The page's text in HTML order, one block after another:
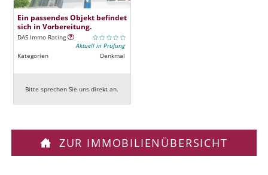
Ein passendes Objekt befindet
sich in Vorbereitung.
DAS Immo Rating
Aktuell in Prüfung
Kategorien
Denkmal
Bitte sprechen Sie uns direkt an.
ZUR IMMOBILIENÜBERSICHT